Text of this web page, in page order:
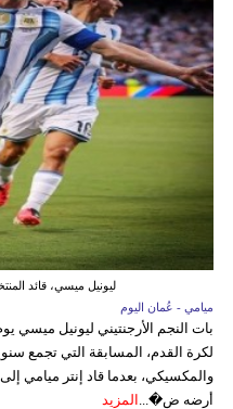
ليونيل ميسي، قائد
ميامي - عُمان اليوم
بات النجم الأرجنتيني ليونيل ميسي
لكرة القدم، المسابقة التي تجمع
أرضه ض�...
المزيد